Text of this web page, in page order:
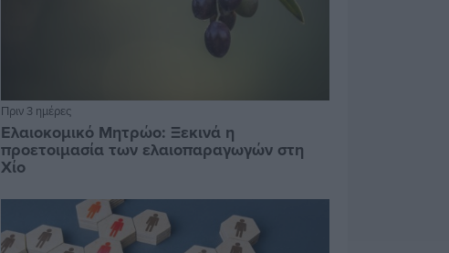
Πριν 3 ημέρες
Ελαιοκομικό Μητρώο: Ξεκινά η
προετοιμασία των ελαιοπαραγωγών στη
Χίο